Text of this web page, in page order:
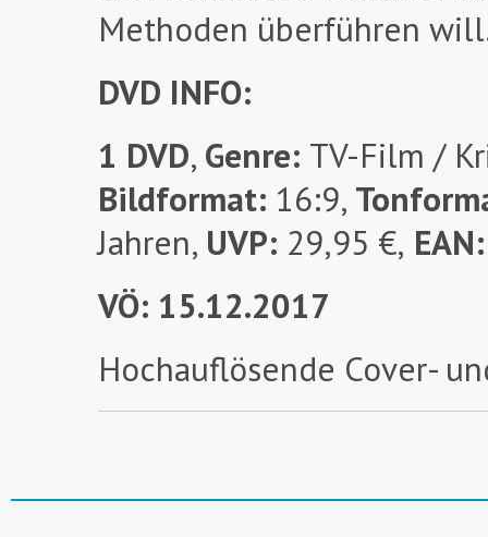
Methoden überführen
DVD INFO:
1 DVD, Genre: TV-Film /
Bildformat: 16:9,
Jahren, UVP: 29,95 €,
VÖ: 15.12.2017
Hochauflösende Cover-